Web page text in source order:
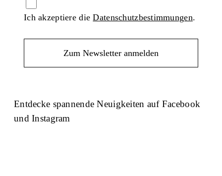
Ich akzeptiere dieDatenschutzbestimmungen.
Entdecke spannende Neuigkeiten auf Facebook
und Instagram